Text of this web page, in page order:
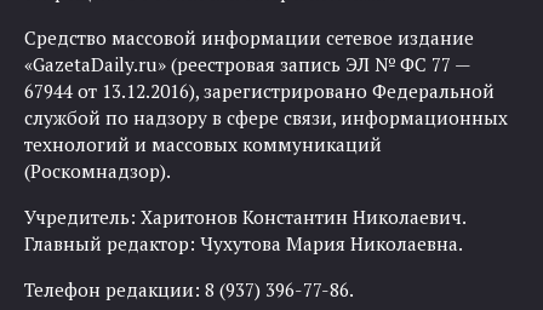
Средство массовой информации сетевое издание
«GazetaDaily.ru» (реестровая запись ЭЛ № ФС 77 —
67944 от 13.12.2016), зарегистрировано Федеральной
службой по надзору в сфере связи, информационных
технологий и массовых коммуникаций
(Роскомнадзор).
Учредитель: Харитонов Константин Николаевич.
Главный редактор: Чухутова Мария Николаевна.
Телефон редакции: 8 (937) 396-77-86.